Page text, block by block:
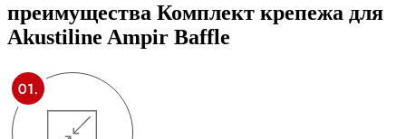
преимущества Комплект крепежа для
Akustiline Ampir Baffle